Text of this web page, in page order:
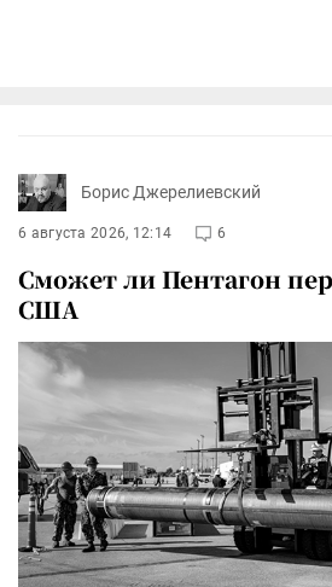
Борис Джерелиевский
6 августа 2026, 12:14 6
Сможет ли Пентагон
США